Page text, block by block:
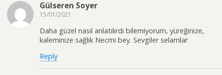
Gülseren Soyer
15/01/2021
Daha güzel nasıl anlatılırdı bilemiyorum, yüreğinize,
kaleminize sağlık Necmi bey. Sevgiler selamlar
Reply